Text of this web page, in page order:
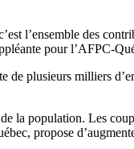
l’ensemble des
pour l’AFPC-
de plusieurs milliers
la population. Les
propose